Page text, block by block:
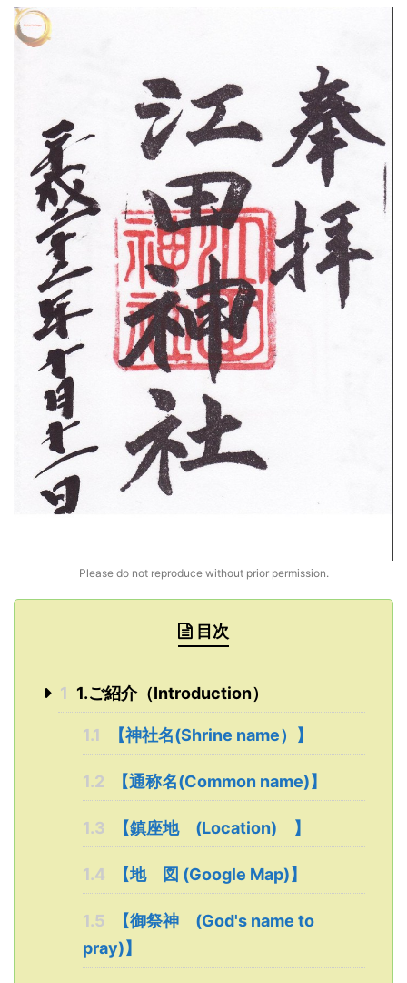
Please do not reproduce without prior permission.
目次
1 1.ご紹介（Introduction）
1.1 【神社名(Shrine name）】
1.2 【通称名(Common name)】
1.3 【鎮座地 (Location) 】
1.4 【地 図 (Google Map)】
1.5
【御祭神 (God's name to
pray)】